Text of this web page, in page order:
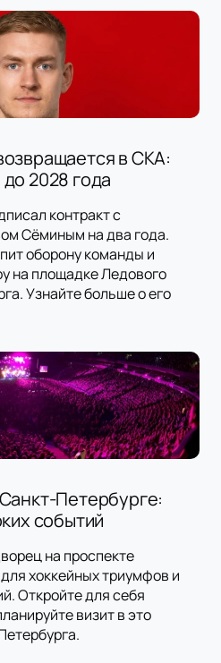
в СКА:
2028 года
контракт с
Сёминым на два года.
оборону команды и
на площадке Ледового
Узнайте больше о его
Петербурге:
событий
на проспекте
хоккейных триумфов и
Откройте для себя
визит в это